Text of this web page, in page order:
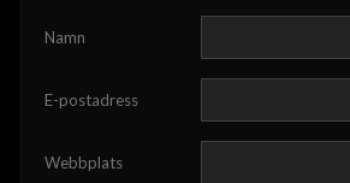
Namn
E-postadress
Webbplats